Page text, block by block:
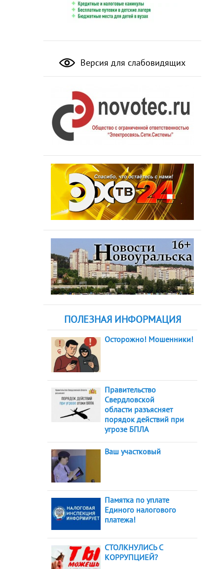
Версия для слабовидящих
ПОЛЕЗНАЯ ИНФОРМАЦИЯ
Осторожно! Мошенники!
Правительство
Свердловской
области разъясняет
порядок действий при
угрозе БПЛА
Ваш участковый
Памятка по уплате
Единого налогового
платежа!
СТОЛКНУЛИСЬ С
КОРРУПЦИЕЙ?